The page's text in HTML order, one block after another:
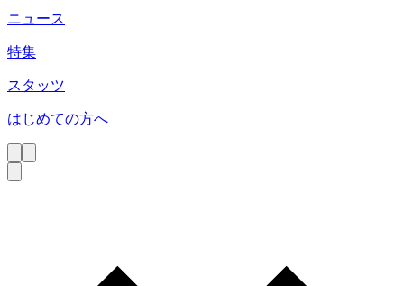
ニュース
特集
スタッツ
はじめての方へ